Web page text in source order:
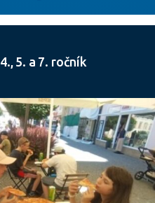
4., 5. a 7. ročník